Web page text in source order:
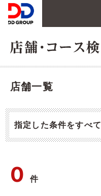
店舗一覧
指定した条件をすべ
0件